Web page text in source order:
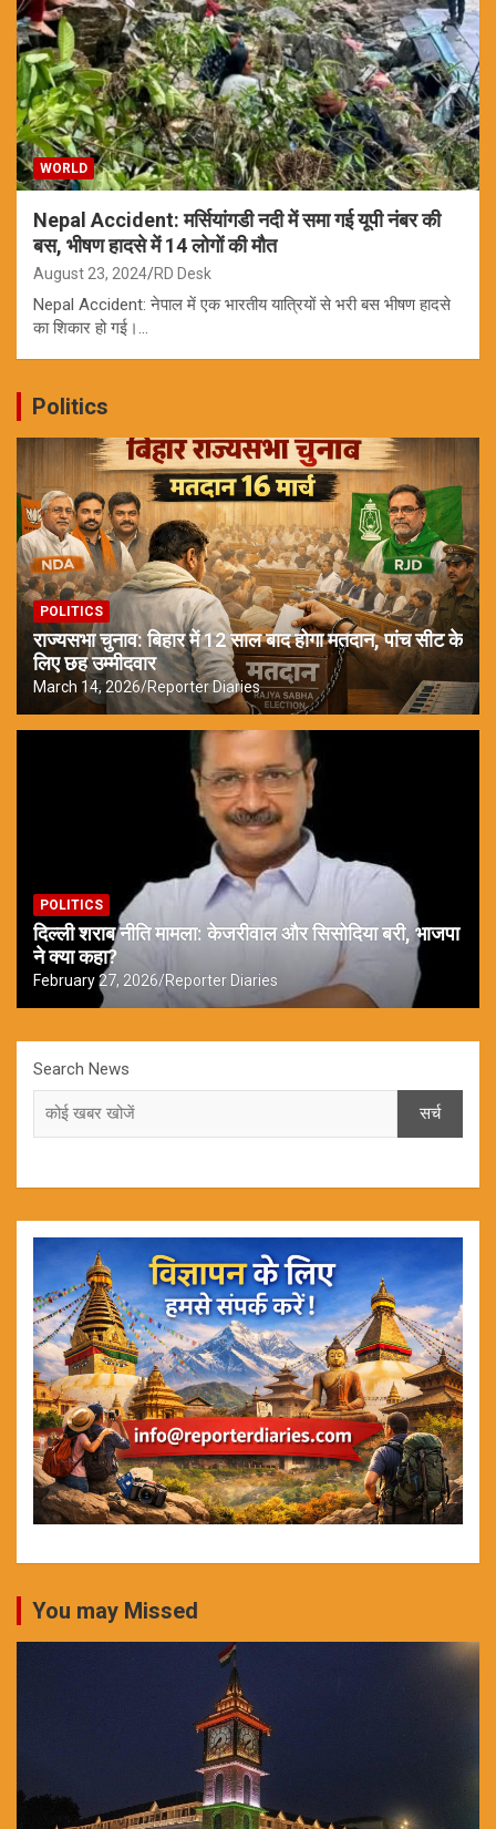
WORLD
Nepal Accident: मर्सियांगडी नदी में समा गई यूपी नंबर की
बस, भीषण हादसे में 14 लोगों की मौत
August 23, 2024 RD Desk
Nepal Accident: नेपाल में एक भारतीय यात्रियों से भरी बस भीषण हादसे
का शिकार हो गई।…
Politics
POLITICS
राज्यसभा चुनाव: बिहार में 12 साल बाद होगा मतदान, पांच सीट के
लिए छह उम्मीदवार
March 14, 2026 Reporter Diaries
POLITICS
दिल्ली शराब नीति मामला: केजरीवाल और सिसोदिया बरी, भाजपा
ने क्या कहा?
February 27, 2026 Reporter Diaries
Search News
सर्च
You may Missed